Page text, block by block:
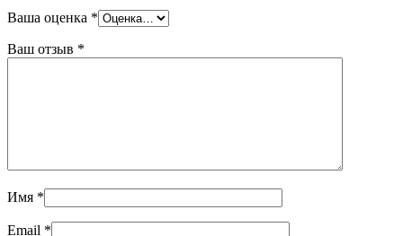
Ваша оценка *
Ваш отзыв *
Имя *
Email *